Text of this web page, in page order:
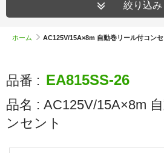
絞り込み
ホーム AC125V/15A×8m 自動巻リール付コンセ
品番 : EA815SS-26
品名 : AC125V/15A×8m
ンセント